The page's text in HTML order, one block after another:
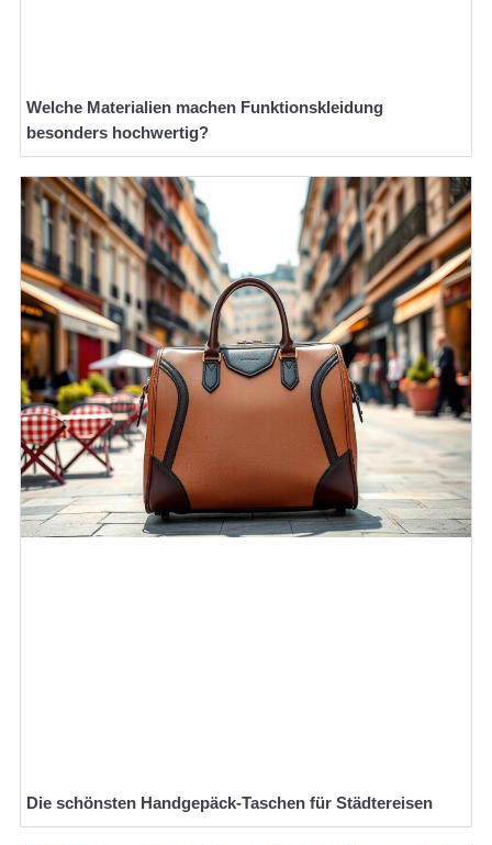
Welche Materialien machen Funktionskleidung
besonders hochwertig?
Die schönsten Handgepäck-Taschen für Städtereisen